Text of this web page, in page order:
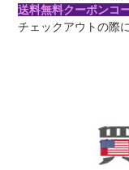
送料無料クーポンコ
チェックアウトの際